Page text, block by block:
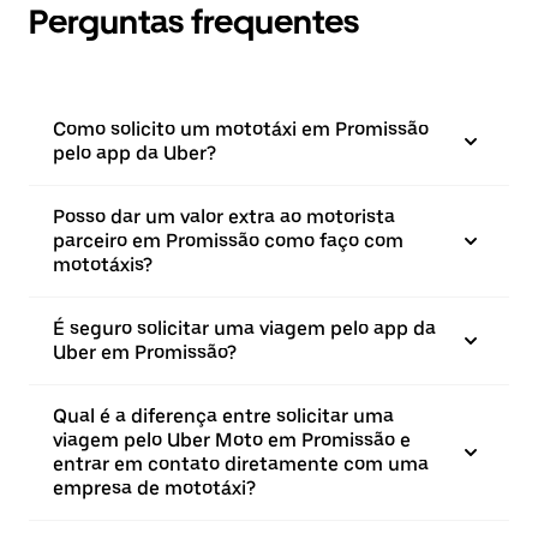
Perguntas frequentes
Como solicito um mototáxi em Promissão
pelo app da Uber?
Posso dar um valor extra ao motorista
parceiro em Promissão como faço com
mototáxis?
É seguro solicitar uma viagem pelo app da
Uber em Promissão?
Qual é a diferença entre solicitar uma
viagem pelo Uber Moto em Promissão e
entrar em contato diretamente com uma
empresa de mototáxi?